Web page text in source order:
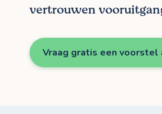
vertrouwen
Vraag gratis een voorstel